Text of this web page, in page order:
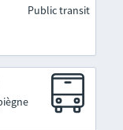
Public transit